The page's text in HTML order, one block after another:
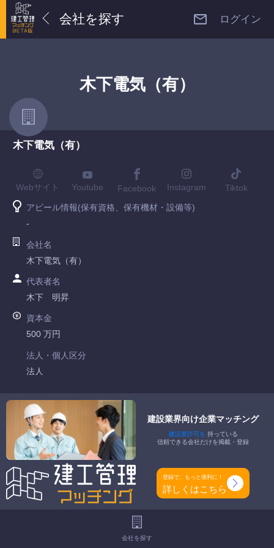
会社を探す ログイン
木下電気（有）
木下電気（有）
Webサイト Youtube Facebook Instagram Tiktok
アピール情報(保有資格、保有機材・設備等)
-
会社名
木下電気（有）
代表者名
木下 明昇
資本金
500 万円
法人・個人区分
法人
許可番号
徳島県知事許可 第002002号
特定建設業
-
一般建設業
電気工事業
建設業界向け企業マッチング
建設業許可を 持っている
信頼できる会社だけを掲載・登録
登録で、もっと便利に！
詳しくはこちら
会社を探す